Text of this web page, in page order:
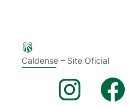
Caldense – Site Oficial
Instagram Facebook